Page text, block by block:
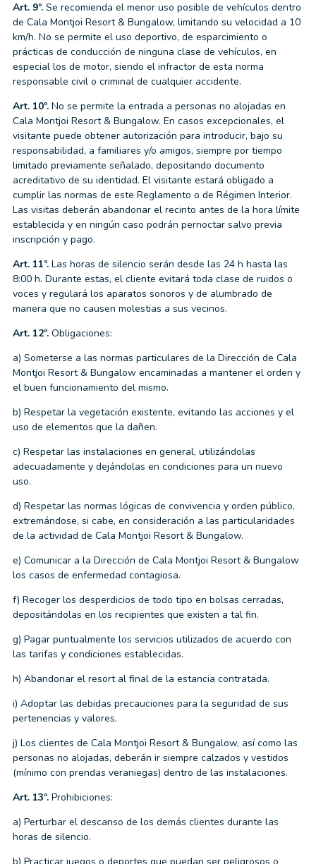
Art. 9º. Se recomienda el menor uso posible de vehículos dentro
de Cala Montjoi Resort & Bungalow, limitando su velocidad a 10
km/h. No se permite el uso deportivo, de esparcimiento o
prácticas de conducción de ninguna clase de vehículos, en
especial los de motor, siendo el infractor de esta norma
responsable civil o criminal de cualquier accidente.
Art. 10º. No se permite la entrada a personas no alojadas en
Cala Montjoi Resort & Bungalow. En casos excepcionales, el
visitante puede obtener autorización para introducir, bajo su
responsabilidad, a familiares y/o amigos, siempre por tiempo
limitado previamente señalado, depositando documento
acreditativo de su identidad. El visitante estará obligado a
cumplir las normas de este Reglamento o de Régimen Interior.
Las visitas deberán abandonar el recinto antes de la hora límite
establecida y en ningún caso podrán pernoctar salvo previa
inscripción y pago.
Art. 11º. Las horas de silencio serán desde las 24 h hasta las
8:00 h. Durante estas, el cliente evitará toda clase de ruidos o
voces y regulará los aparatos sonoros y de alumbrado de
manera que no causen molestias a sus vecinos.
Art. 12º. Obligaciones:
a) Someterse a las normas particulares de la Dirección de Cala
Montjoi Resort & Bungalow encaminadas a mantener el orden y
el buen funcionamiento del mismo.
b) Respetar la vegetación existente, evitando las acciones y el
uso de elementos que la dañen.
c) Respetar las instalaciones en general, utilizándolas
adecuadamente y dejándolas en condiciones para un nuevo
uso.
d) Respetar las normas lógicas de convivencia y orden público,
extremándose, si cabe, en consideración a las particularidades
de la actividad de Cala Montjoi Resort & Bungalow.
e) Comunicar a la Dirección de Cala Montjoi Resort & Bungalow
los casos de enfermedad contagiosa.
f) Recoger los desperdicios de todo tipo en bolsas cerradas,
depositándolas en los recipientes que existen a tal fin.
g) Pagar puntualmente los servicios utilizados de acuerdo con
las tarifas y condiciones establecidas.
h) Abandonar el resort al final de la estancia contratada.
i) Adoptar las debidas precauciones para la seguridad de sus
pertenencias y valores.
j) Los clientes de Cala Montjoi Resort & Bungalow, así como las
personas no alojadas, deberán ir siempre calzados y vestidos
(mínimo con prendas veraniegas) dentro de las instalaciones.
Art. 13º. Prohibiciones:
a) Perturbar el descanso de los demás clientes durante las
horas de silencio.